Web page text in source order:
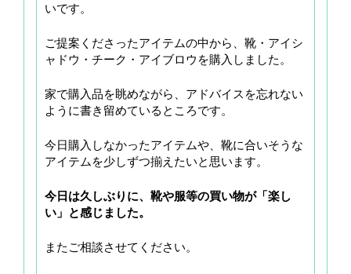
いです。
ご提案くださったアイテムの中から、靴・アイシ
ャドウ・チーク・アイブロウを購入しました。
家で購入品を眺めながら、アドバイスを忘れない
ように書き留めているところです。
今日購入しなかったアイテムや、靴に合いそうな
アイテムを少しずつ揃えたいと思います。
今日は久しぶりに、靴や服等の買い物が「楽し
い」と感じました。
またご相談させてください。